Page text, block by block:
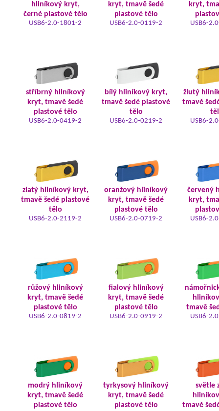
hliníkový kryt,
černé plastové tělo
USB6-2.0-1801-2
kryt, tmavě šedé
plastové tělo
USB6-2.0-0119-2
kryt,
USB6-
stříbrný hliníkový
kryt, tmavě šedé
plastové tělo
USB6-2.0-0419-2
bílý hliníkový kryt,
tmavě šedé plastové
tělo
USB6-2.0-0219-2
žlutý
tmavě
USB6-
zlatý hliníkový kryt,
tmavě šedé plastové
tělo
USB6-2.0-2119-2
oranžový hliníkový
kryt, tmavě šedé
plastové tělo
USB6-2.0-0719-2
červený
kryt,
USB6-
růžový hliníkový
kryt, tmavě šedé
plastové tělo
USB6-2.0-0819-2
fialový hliníkový
kryt, tmavě šedé
plastové tělo
USB6-2.0-0919-2
tmavě
USB6-
modrý hliníkový
kryt, tmavě šedé
plastové tělo
tyrkysový hliníkový
kryt, tmavě šedé
plastové tělo
světle
tmavě